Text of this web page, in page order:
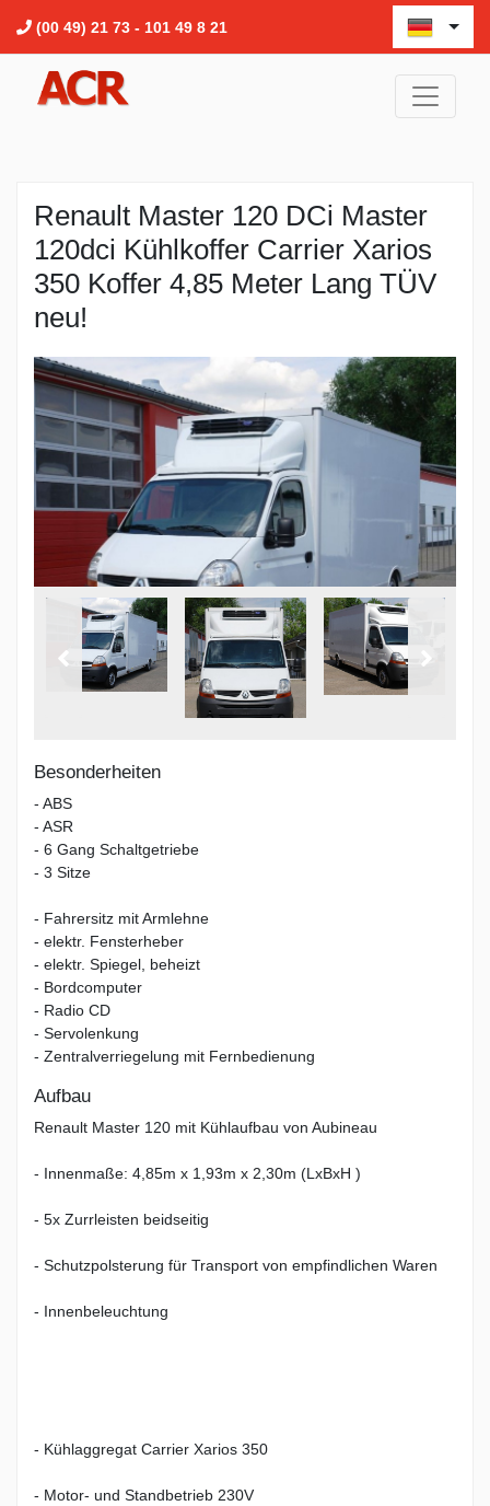
(00 49) 21 73 - 101 49 8 21
Renault Master 120 DCi Master
120dci Kühlkoffer Carrier Xarios
350 Koffer 4,85 Meter Lang TÜV
neu!
Besonderheiten
- ABS
- ASR
- 6 Gang Schaltgetriebe
- 3 Sitze
- Fahrersitz mit Armlehne
- elektr. Fensterheber
- elektr. Spiegel, beheizt
- Bordcomputer
- Radio CD
- Servolenkung
- Zentralverriegelung mit Fernbedienung
Aufbau
Renault Master 120 mit Kühlaufbau von Aubineau
- Innenmaße: 4,85m x 1,93m x 2,30m (LxBxH )
- 5x Zurrleisten beidseitig
- Schutzpolsterung für Transport von empfindlichen Waren
- Innenbeleuchtung
- Kühlaggregat Carrier Xarios 350
- Motor- und Standbetrieb 230V